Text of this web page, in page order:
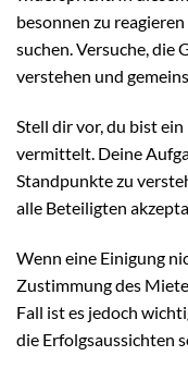
besonnen zu
suchen. Versuche, die
verstehen und
Stell dir vor, du bist
vermittelt. Deine
Standpunkte zu
alle Beteiligten
Wenn eine Einigung
Zustimmung des
Fall ist es jedoch
die Erfolgsaussichten